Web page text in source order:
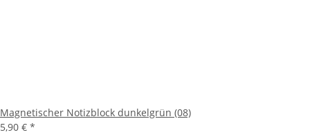
Magnetischer Notizblock dunkelgrün (08)
5,90 € *